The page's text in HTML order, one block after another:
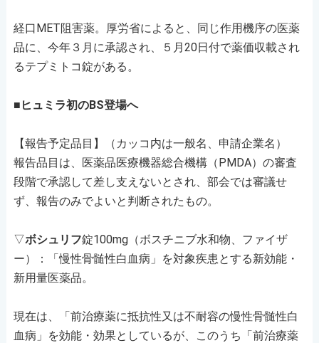
経口MET阻害薬。厚労省によると、同じ作用機序の医薬
品に、今年３月に承認され、５月20日付で薬価収載され
るテプミトコ錠がある。
■ヒュミラ初のBS登場へ
【報告予定品目】（カッコ内は一般名、申請企業名）
報告品目は、医薬品医療機器総合機構（PMDA）の審査
段階で承認して差し支えないとされ、部会では審議せ
ず、報告のみでよいと判断されたもの。
▽ボシュリフ錠100mg（ボスチニブ水和物、ファイザ
ー）：「慢性骨髄性白血病」を対象疾患とする新効能・
新用量医薬品。
現在は、「前治療薬に抵抗性又は不耐容の慢性骨髄性白
血病」を効能・効果としているが、このうち「前治療薬